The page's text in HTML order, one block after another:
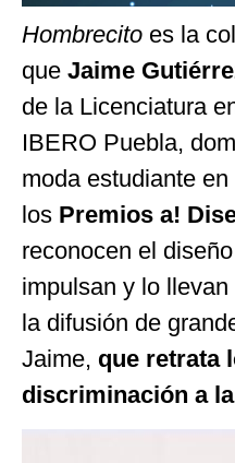
Hombrecito es la
que Jaime
de la Licenciatura
IBERO Puebla,
moda estudiante
los Premios a!
reconocen el
impulsan y lo
la difusión de
Jaime, que retrata
discriminación a